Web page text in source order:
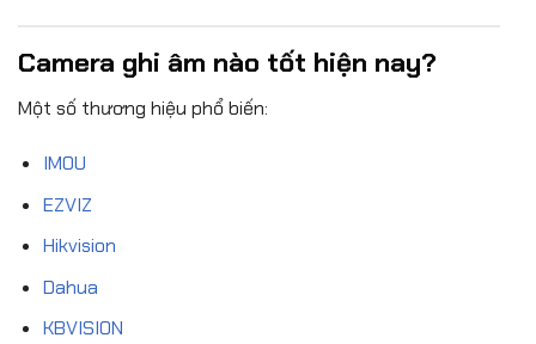
Camera ghi âm nào tốt hiện nay?
Một số thương hiệu phổ biến:
IMOU
EZVIZ
Hikvision
Dahua
KBVISION